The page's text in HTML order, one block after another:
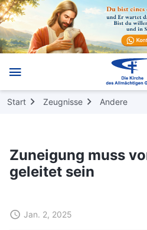
Start Zeugnisse Andere
Zuneigung muss
geleitet sein
Jan. 2, 2025